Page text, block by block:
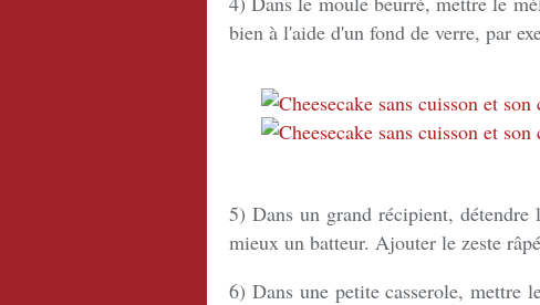
bien à l'aide d'un fond de verre, par
5) Dans un grand récipient,
mieux un batteur. Ajouter le zeste
6) Dans une petite casserole, mettre